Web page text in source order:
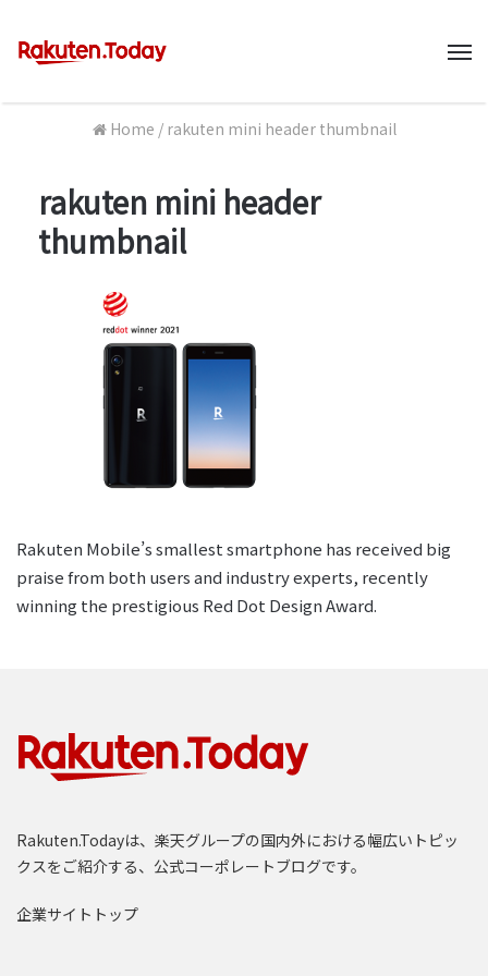
Home / rakuten mini header thumbnail
rakuten mini header
thumbnail
Rakuten Mobile’s smallest smartphone has received big
praise from both users and industry experts, recently
winning the prestigious Red Dot Design Award.
Rakuten.Todayは、楽天グループの国内外における幅広いトピッ
クスをご紹介する、公式コーポレートブログです。
企業サイトトップ